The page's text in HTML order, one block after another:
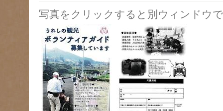
写真をクリックすると別ウィンドウ